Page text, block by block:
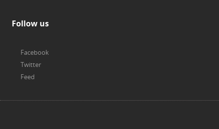
Follow us
Facebook
Twitter
Feed